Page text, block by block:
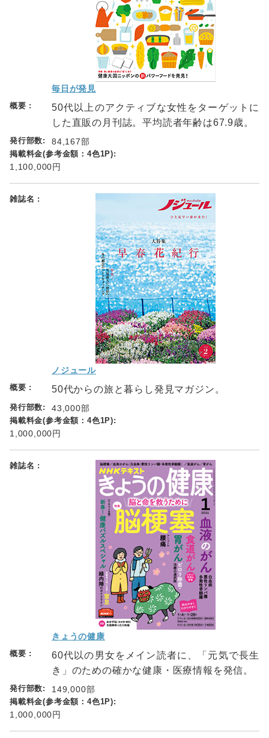
毎日が発見
50代以上のアクティブな女性をターゲットに
した直販の月刊誌。平均読者年齢は67.9歳。
84,167部
1,100,000円
ノジュール
50代からの旅と暮らし発見マガジン。
43,000部
1,000,000円
きょうの健康
60代以の男女をメイン読者に、「元気で長生
き」のための確かな健康・医療情報を発信。
149,000部
1,000,000円